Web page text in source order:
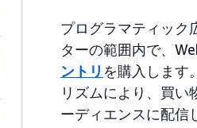
プログラマティック
ターの範囲内で、
ントリ を購入します
リズムにより、買
ーディエンスに配信